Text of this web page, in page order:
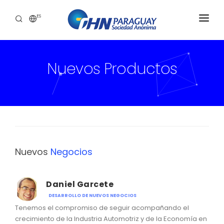
ES
INICIO
EMPRESA
PRODUCTOS
BLOG
CONTACTO
Nuevos Productos
Nuevos Negocios
Daniel Garcete
DESARROLLO DE NUEVOS NEGOCIOS
Tenemos el compromiso de seguir acompañando el
crecimiento de la Industria Automotriz y de la Economía en